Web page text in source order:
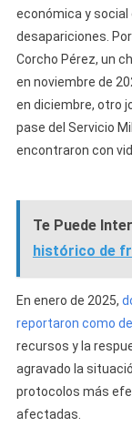
económica y
desapariciones.
Corcho Pérez, un
en noviembre de
en diciembre, otro
pase del Servicio
encontraron con
Te Puede
histórico de
En enero de 2025,
reportaron como
recursos y la
agravado la
protocolos más
afectadas.